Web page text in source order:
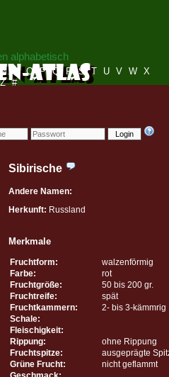
Login
alphabetisch
M N O P Q R S T U V W X
Z #
Sibirische
Andere Namen:
Herkunft: Russland
Merkmale
Fruchtform:
walzenförmig
Farbe:
rot
Fruchtgröße:
50 bis 200 gr.
Fruchtreife:
spät
Fruchtkammern:
2- bis 3-kämmrig
Schale:
Fleischigkeit:
Rippung:
ohne Rippung
Fruchtspitze:
ausgeprägte
Grüne Frucht:
nicht geflammt